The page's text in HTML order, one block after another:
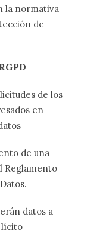
la normativa
de
de los
en
de una
Reglamento
datos a
lícito